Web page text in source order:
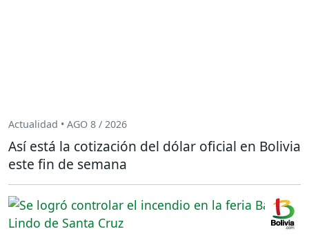
Actualidad • AGO 8 / 2026
Así está la cotización del dólar oficial en Bolivia
este fin de semana